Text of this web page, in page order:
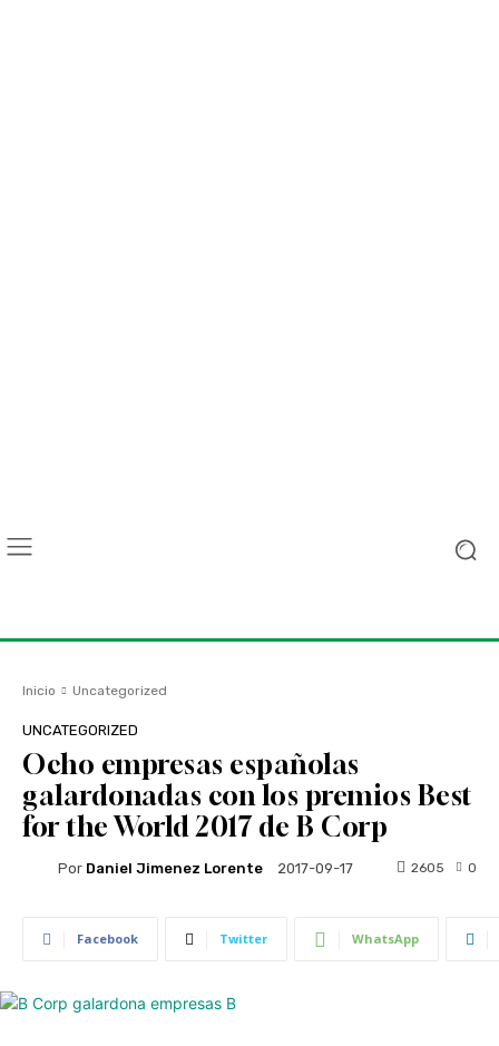
Inicio Uncategorized
UNCATEGORIZED
Ocho empresas españolas
galardonadas con los premios Best
for the World 2017 de B Corp
Por Daniel Jimenez Lorente 2017-09-17 0
2605
Facebook Twitter WhatsApp